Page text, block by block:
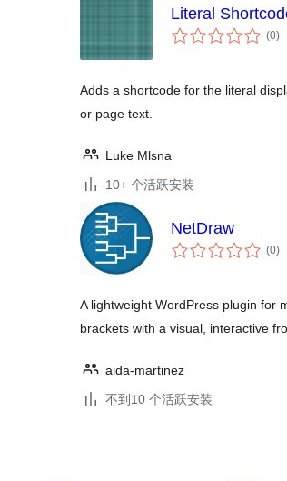
Literal
(0总
评)
Adds a shortcode for the literal
or page text.
Luke Mlsna
10+ 个活跃安装
NetDraw
(0总
评)
A lightweight WordPress plugin for
brackets with a visual, interactive
aida-martinez
不到10 个活跃安装